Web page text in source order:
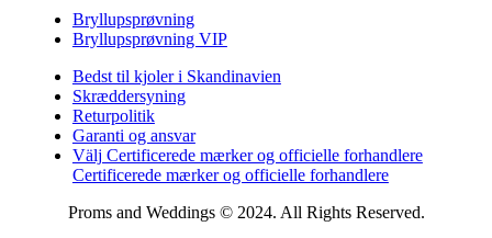
Bryllupsprøvning
Bryllupsprøvning VIP
Bedst til kjoler i Skandinavien
Skræddersyning
Returpolitik
Garanti og ansvar
Välj Certificerede mærker og officielle forhandlere
Certificerede mærker og officielle forhandlere
Proms and Weddings © 2024. All Rights Reserved.